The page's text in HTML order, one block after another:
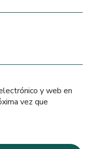
y web en
vez que